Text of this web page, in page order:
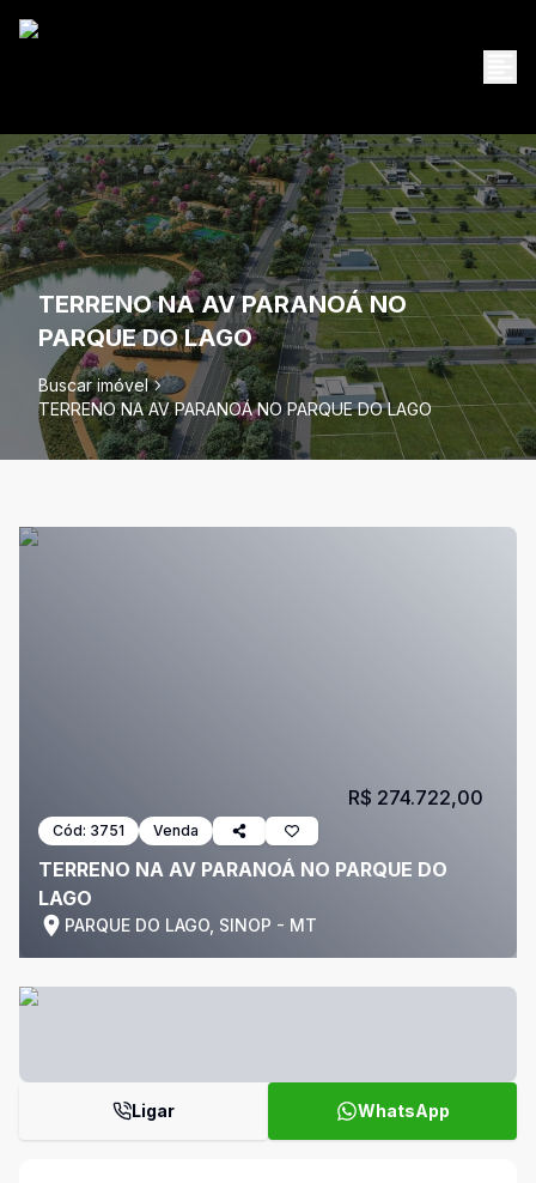
TERRENO NA AV PARANOÁ NO
PARQUE DO LAGO
Buscar imóvel
TERRENO NA AV PARANOÁ NO PARQUE DO LAGO
Cód: 3751 Venda
TERRENO NA AV PARANOÁ NO PARQUE DO
LAGO
PARQUE DO LAGO, SINOP - MT
R$ 274.722,00
Ligar WhatsApp